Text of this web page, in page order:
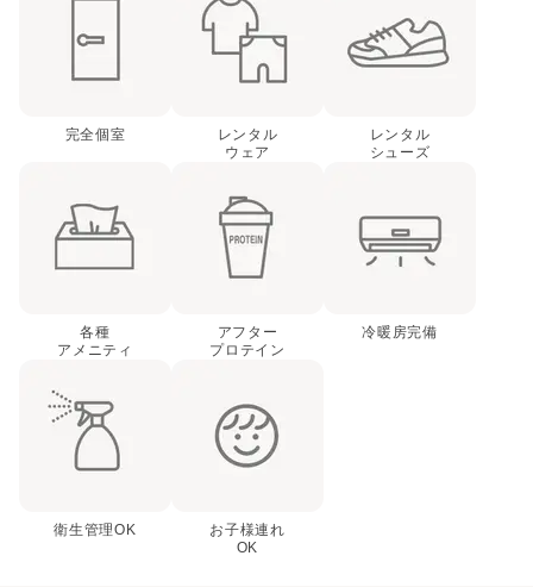
完全個室
レンタル
ウェア
レンタル
シューズ
各種
アメニティ
アフター
プロテイン
冷暖房完備
衛生管理OK
お子様連れ
OK